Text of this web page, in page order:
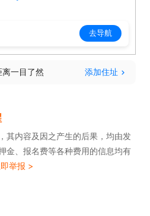
去导航
一目了然 添加住址
其内容及因之产生的后果，均由发
金、报名费等各种费用的信息均有
举报 >